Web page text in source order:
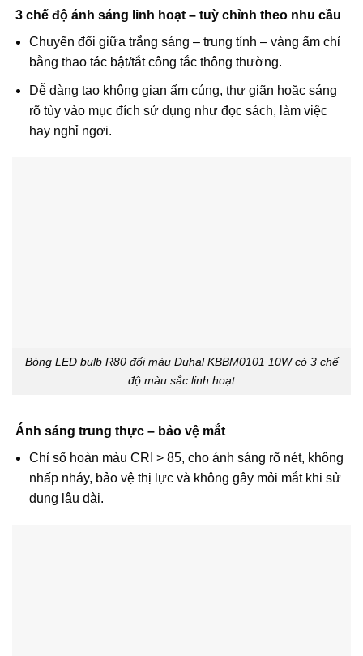
3 chế độ ánh sáng linh hoạt – tuỳ chỉnh theo nhu cầu
Chuyển đổi giữa trắng sáng – trung tính – vàng ấm chỉ
bằng thao tác bật/tắt công tắc thông thường.
Dễ dàng tạo không gian ấm cúng, thư giãn hoặc sáng
rõ tùy vào mục đích sử dụng như đọc sách, làm việc
hay nghỉ ngơi.
Bóng LED bulb R80 đổi màu Duhal KBBM0101 10W có 3 chế
độ màu sắc linh hoạt
Ánh sáng trung thực – bảo vệ mắt
Chỉ số hoàn màu CRI > 85, cho ánh sáng rõ nét, không
nhấp nháy, bảo vệ thị lực và không gây mỏi mắt khi sử
dụng lâu dài.